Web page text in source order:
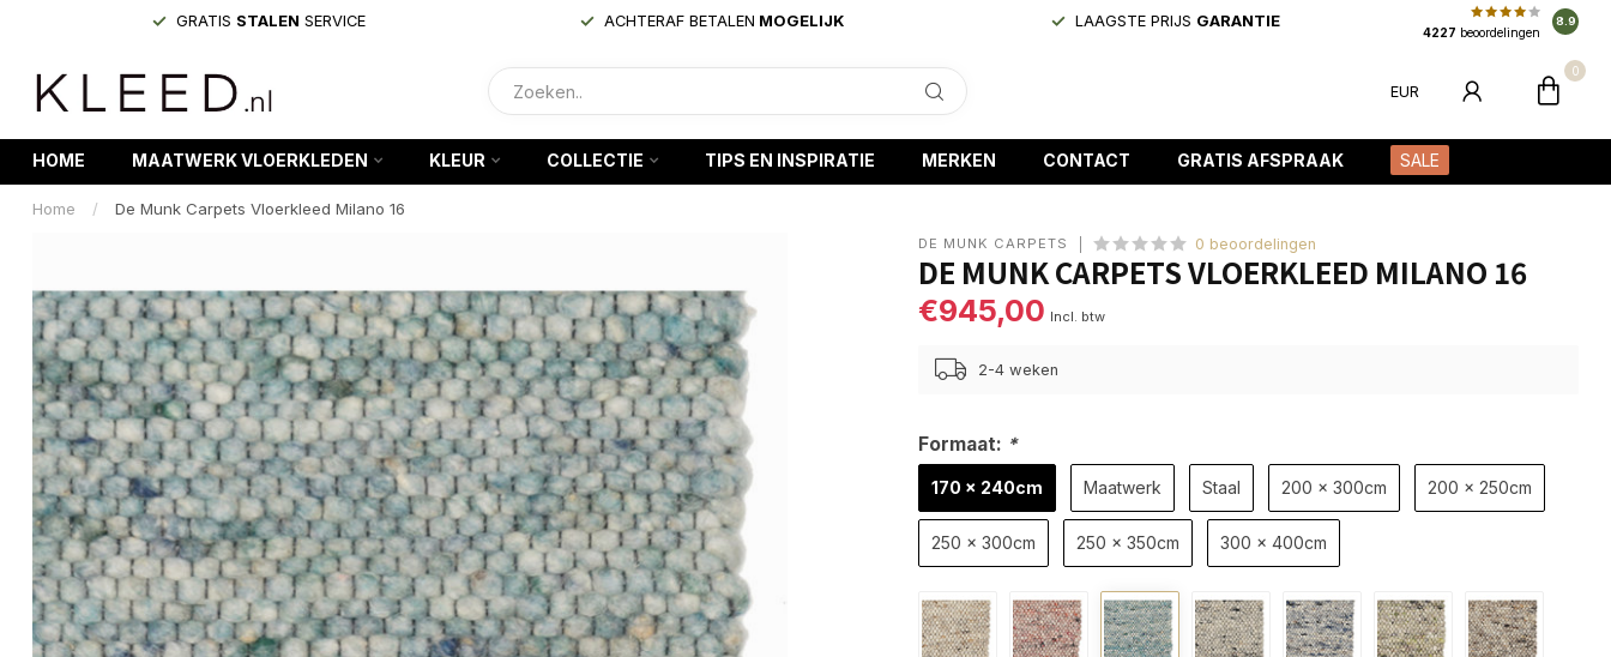
GRATIS STALEN SERVICE ACHTERAF BETALEN MOGELIJK LAAGSTE PRIJS GARANTIE
4227 beoordelingen
8.9
EUR
0
HOME MAATWERK VLOERKLEDEN KLEUR COLLECTIE TIPS EN INSPIRATIE MERKEN CONTACT GRATIS AFSPRAAK SALE
Home / De Munk Carpets Vloerkleed Milano 16
DE MUNK CARPETS 0 beoordelingen
DE MUNK CARPETS VLOERKLEED MILANO 16
€945,00 Incl. btw
2-4 weken
Formaat: *
170 x 240cm Maatwerk Staal 200 x 300cm 200 x 250cm
250 x 300cm 250 x 350cm 300 x 400cm